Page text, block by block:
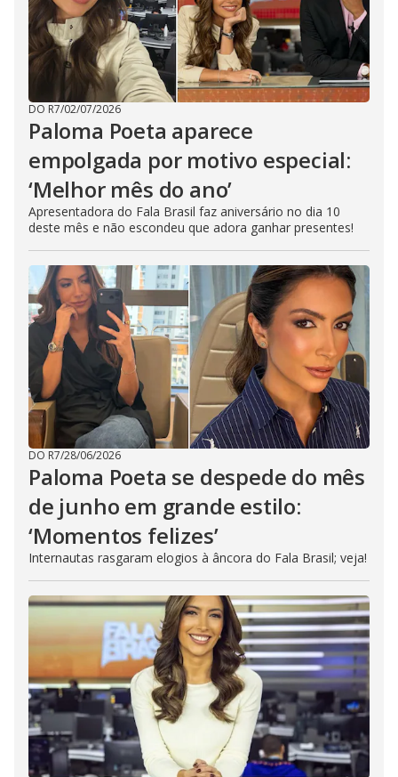
DO R7/02/07/2026
Paloma Poeta aparece
empolgada por motivo especial:
‘Melhor mês do ano’
Apresentadora do Fala Brasil faz aniversário no dia 10
deste mês e não escondeu que adora ganhar presentes!
DO R7/28/06/2026
Paloma Poeta se despede do mês
de junho em grande estilo:
‘Momentos felizes’
Internautas rasgaram elogios à âncora do Fala Brasil; veja!